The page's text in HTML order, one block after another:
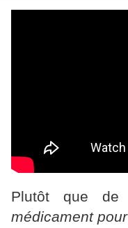
Plutôt que
médicament